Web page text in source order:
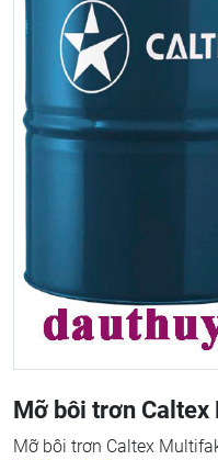
Mỡ bôi trơn Caltex
Mỡ bôi trơn Caltex